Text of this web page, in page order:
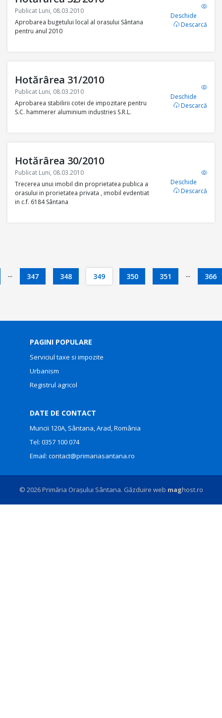
Publicat Luni, 08.03.2010
Aprobarea bugetului local al orasului Sântana
pentru anul 2010
Deschide
Descarcă
Hotărârea 31/2010
Publicat Luni, 08.03.2010
Aprobarea stabilirii cotei de impozitare pentru
S.C. hammerer aluminium industries S.R.L.
Deschide
Descarcă
Hotărârea 30/2010
Publicat Luni, 08.03.2010
Trecerea unui imobil din proprietatea publica a
orasului in prorietatea privata , imobil evdentiat
in c.f. 6184 Sântana
Deschide
Descarcă
... 347 348 349 350 351 ... 366
PAGINI POPULARE
Serviciul taxe si impozite
Urbanism
Registrul agricol
DATE DE CONTACT
Muncii 120A, Sântana, Arad, România
Tel: 0357 100 074
Email: contact@primariasantana.ro
© 2026 Primăria Orașului Sântana. Găzduire web maghost.ro